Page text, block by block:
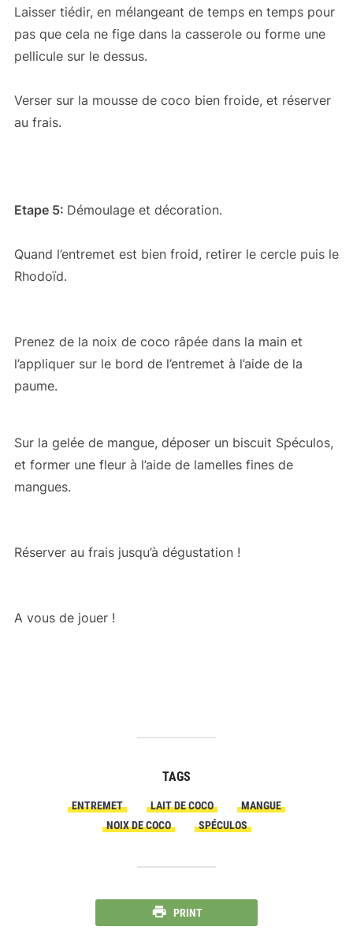
Laisser tiédir, en mélangeant de temps en temps pour
pas que cela ne fige dans la casserole ou forme une
pellicule sur le dessus.
Verser sur la mousse de coco bien froide, et réserver
au frais.
Etape 5: Démoulage et décoration.
Quand l’entremet est bien froid, retirer le cercle puis le
Rhodoïd.
Prenez de la noix de coco râpée dans la main et
l’appliquer sur le bord de l’entremet à l’aide de la
paume.
Sur la gelée de mangue, déposer un biscuit Spéculos,
et former une fleur à l’aide de lamelles fines de
mangues.
Réserver au frais jusqu’à dégustation !
A vous de jouer !
TAGS
ENTREMET LAIT DE COCO
MANGUE
NOIX DE COCO
SPÉCULOS
PRINT